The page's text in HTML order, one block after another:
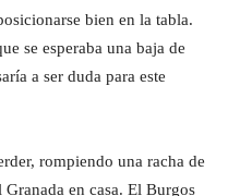
bien en la tabla.
se esperaba una baja de
a ser duda para este
rompiendo una racha de
en casa. El Burgos